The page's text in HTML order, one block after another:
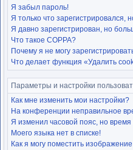
Я забыл пароль!
Я только что зарегистрировался,
Я давно зарегистрирован, но
Что такое COPPA?
Почему я не могу
Что делает функция «Удалить
Параметры и настройки
Как мне изменить мои настройки?
На конференции неправильное
Я изменил часовой пояс, но
Моего языка нет в списке!
Как я могу поместить